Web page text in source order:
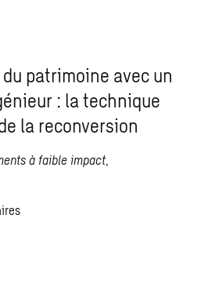
patrimoine avec un
: la technique
la reconversion
à faible impact,